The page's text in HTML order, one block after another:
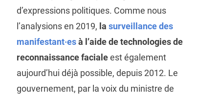
d’expressions politiques. Comme nous
l’analysions en 2019, la surveillance des
manifestant·esà l’aide de technologies de
reconnaissance facialeest également
aujourd’hui déjà possible, depuis 2012. Le
gouvernement, par la voix du ministre de